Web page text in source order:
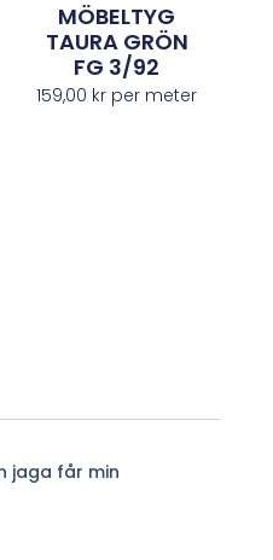
MÖBELTYG
TAURA GRÖN
FG 3/92
159,00 kr per meter
jaga får min